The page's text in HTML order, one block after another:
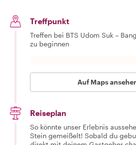
Treffpunkt
Treffen bei BTS Udom Suk –
zu beginnen
Auf Maps
Reiseplan
So könnte unser Erlebnis
Stein gemeißelt! Sobald du